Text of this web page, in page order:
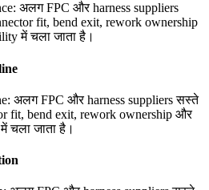
अलग FPC और harness suppliers
fit, bend exit, rework ownership
में चला जाता है।
अलग FPC और harness suppliers सस्ते
fit, bend exit, rework ownership और
चला जाता है।